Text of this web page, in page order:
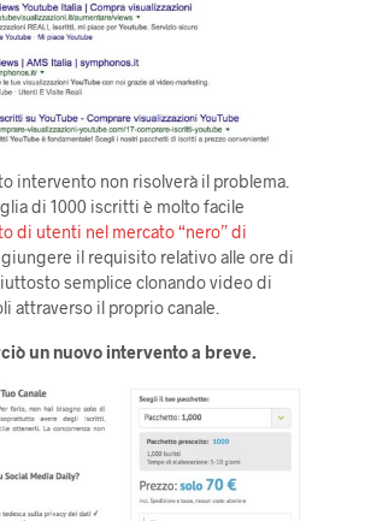
intervento non risolverà il problema.
di 1000 iscritti è molto facile
di utenti nel mercato “nero” di
il requisito relativo alle ore di
semplice clonando video di
attraverso il proprio canale.
un nuovo intervento a breve.